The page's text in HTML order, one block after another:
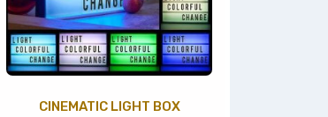
CINEMATIC LIGHT BOX